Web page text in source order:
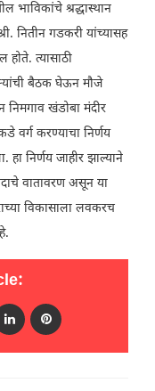
भाविकांचे श्रद्धास्थान
नितीन गडकरी यांच्यासह
होते. त्यासाठी
बैठक घेऊन मौजे
खंडोबा मंदीर
वर्ग करण्याचा निर्णय
निर्णय जाहीर झाल्याने
वातावरण असून या
विकासाला लवकरच